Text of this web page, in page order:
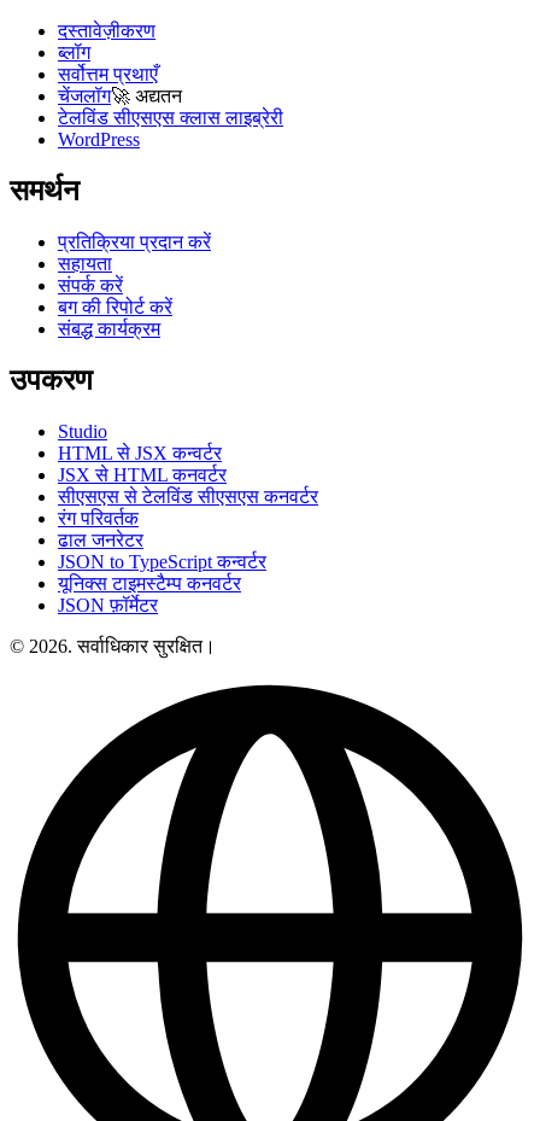
दस्तावेज़ीकरण
ब्लॉग
सर्वोत्तम प्रथाएँ
चेंजलॉग🚀 अद्यतन
टेलविंड सीएसएस क्लास लाइब्रेरी
WordPress
समर्थन
प्रतिक्रिया प्रदान करें
सहायता
संपर्क करें
बग की रिपोर्ट करें
संबद्ध कार्यक्रम
उपकरण
Studio
HTML से JSX कन्वर्टर
JSX से HTML कनवर्टर
सीएसएस से टेलविंड सीएसएस कनवर्टर
रंग परिवर्तक
ढाल जनरेटर
JSON to TypeScript कन्वर्टर
यूनिक्स टाइमस्टैम्प कनवर्टर
JSON फ़ॉर्मेटर
© 2026. सर्वाधिकार सुरक्षित।